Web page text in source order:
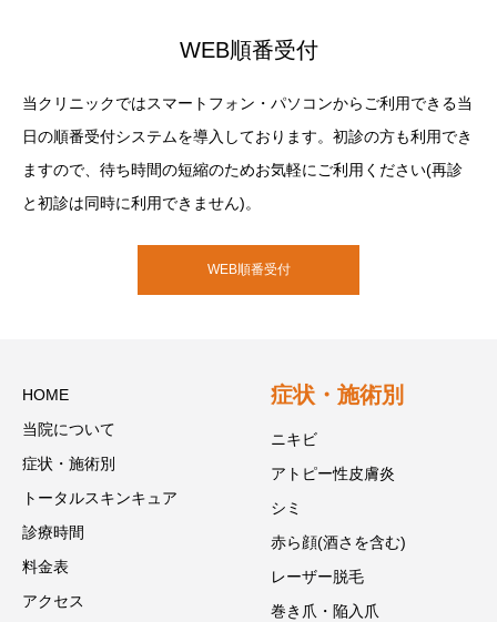
WEB順番受付
当クリニックではスマートフォン・パソコンからご利用できる当
日の順番受付システムを導入しております。初診の方も利用でき
ますので、待ち時間の短縮のためお気軽にご利用ください(再診
と初診は同時に利用できません)。
WEB順番受付
HOME
当院について
症状・施術別
トータルスキンキュア
診療時間
料金表
アクセス
症状・施術別
ニキビ
アトピー性皮膚炎
シミ
赤ら顔(酒さを含む)
レーザー脱毛
巻き爪・陥入爪